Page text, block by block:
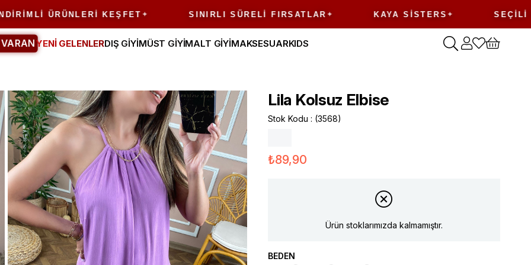
KEŞFET SINIRLI SÜRELI FIRSATLAR KAYA SISTERS SEÇILI
VARANYENİ GELENLERDIŞ GİYİMÜST GİYİMALT GİYİMAKSESUARKIDS
Lila Kolsuz Elbise
Stok Kodu (3568)
₺89,90
Ürün stoklarımızda kalmamıştır.
BEDEN